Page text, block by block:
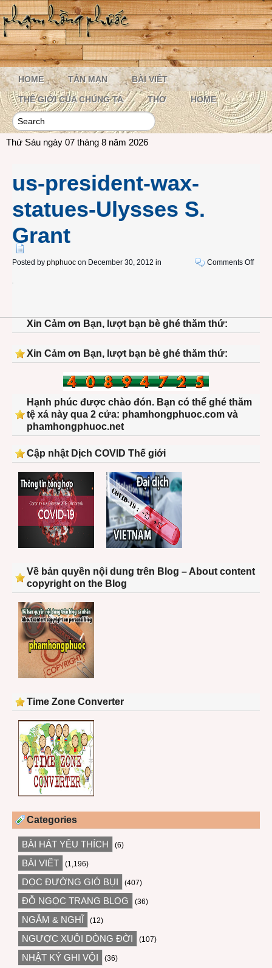
HOME TẢN MẠN BÀI VIẾT
THẾ GIỚI CỦA CHÚNG TA THƠ HOME
Thứ Sáu ngày 07 tháng 8 năm 2026
us-president-wax-
statues-Ulysses S.
Grant
Posted by phphuoc on December 30, 2012 in Comments Offon
S.
Xin Cảm ơn Bạn, lượt bạn bè ghé thăm thứ:
Xin Cảm ơn Bạn, lượt bạn bè ghé thăm thứ:
Hạnh phúc được chào đón. Bạn có thể ghé thăm
tệ xá này qua 2 cửa: phamhongphuoc.com và
phamhongphuoc.net
Cập nhật Dịch COVID Thế giới
Về bản quyền nội dung trên Blog – About content
copyright on the Blog
Time Zone Converter
Categories
BÀI HÁT YÊU THÍCH (6)
BÀI VIẾT (1,196)
DỌC ĐƯỜNG GIÓ BỤI (407)
ĐỖ NGỌC TRANG BLOG (36)
NGẪM & NGHĨ (12)
NGƯỢC XUÔI DÒNG ĐỜI (107)
NHẬT KÝ GHI VỘI (36)